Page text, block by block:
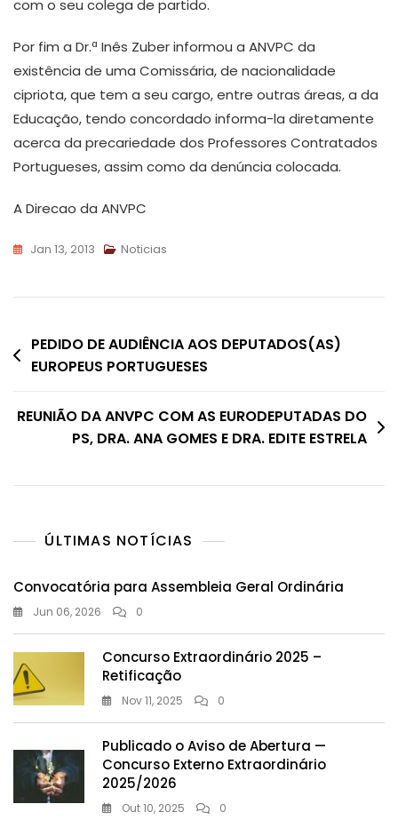
com o seu colega de partido.
Por fim a Dr.ª Inês Zuber informou a ANVPC da
existência de uma Comissária, de nacionalidade
cipriota, que tem a seu cargo, entre outras áreas, a da
Educação, tendo concordado informa-la diretamente
acerca da precariedade dos Professores Contratados
Portugueses, assim como da denúncia colocada.
A Direcao da ANVPC
Jan 13, 2013 Noticias
Navegação
de
PEDIDO DE AUDIÊNCIA AOS DEPUTADOS(AS)
EUROPEUS PORTUGUESES
REUNIÃO DA ANVPC COM AS EURODEPUTADAS DO
PS, DRA. ANA GOMES E DRA. EDITE ESTRELA
ÚLTIMAS NOTÍCIAS
Convocatória para Assembleia Geral Ordinária
Jun 06, 2026 0
Concurso Extraordinário 2025 –
Retificação
Nov 11, 2025 0
Publicado o Aviso de Abertura —
Concurso Externo Extraordinário
2025/2026
Out 10, 2025 0